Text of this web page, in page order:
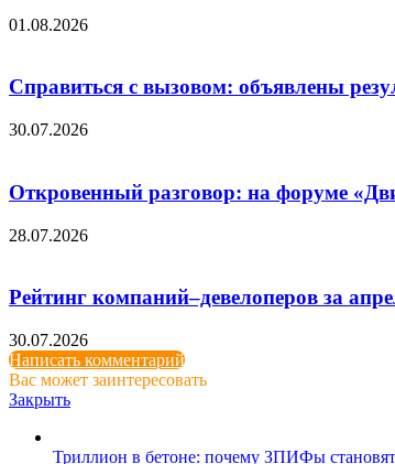
01.08.2026
Справиться с вызовом: объявлены
30.07.2026
Откровенный разговор: на форуме
28.07.2026
Рейтинг компаний–девелоперов за
30.07.2026
Написать комментарий
Вас может заинтересовать
Закрыть
Триллион в бетоне: почему ЗПИФы